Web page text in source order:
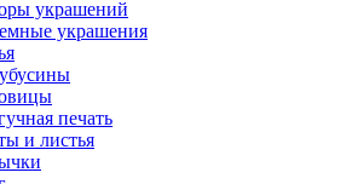
украшений
украшения
печать
и листья